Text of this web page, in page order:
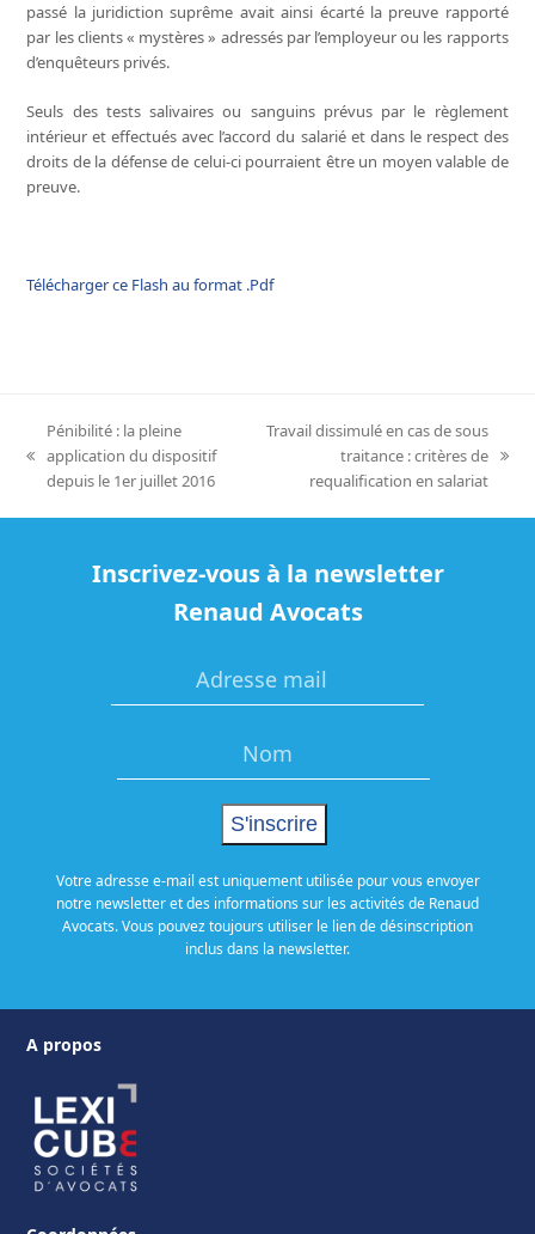
passé la juridiction suprême avait ainsi écarté la preuve rapporté
par les clients « mystères » adressés par l’employeur ou les rapports
d’enquêteurs privés.
Seuls des tests salivaires ou sanguins prévus par le règlement
intérieur et effectués avec l’accord du salarié et dans le respect des
droits de la défense de celui-ci pourraient être un moyen valable de
preuve.
Télécharger ce Flash au format .Pdf
previous
post:
Pénibilité : la pleine
application du dispositif
depuis le 1er juillet 2016
Travail dissimulé en cas de sous
traitance : critères de
requalification en salariat
Inscrivez-vous à la newsletter
Renaud Avocats
Votre adresse e-mail est uniquement utilisée pour vous envoyer
notre newsletter et des informations sur les activités de Renaud
Avocats. Vous pouvez toujours utiliser le lien de désinscription
inclus dans la newsletter.
A propos